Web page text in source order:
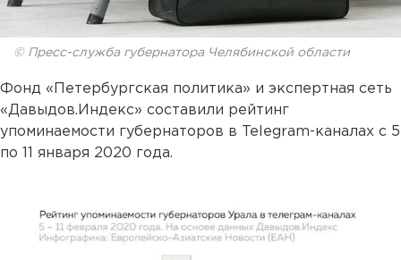
© Пресс-служба губернатора Челябинской области
Фонд «Петербургская политика» и экспертная сеть
«Давыдов.Индекс» составили рейтинг
упоминаемости губернаторов в Telegram-каналах с 5
по 11 января 2020 года.